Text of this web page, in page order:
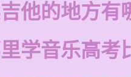
他的地方有
学音乐高考